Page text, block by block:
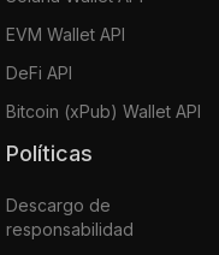
EVM Wallet API
DeFi API
Bitcoin (xPub) Wallet API
Políticas
Descargo de
responsabilidad